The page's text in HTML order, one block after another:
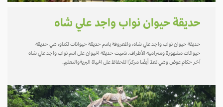
حديقة حيوان نواب واجد علي شاه
حديقة حيوان نواب واجد علي شاه، والمعروفة باسم حديقة حيوانات لكناو، هي حديقة
حيوانات مشهورة ومترامية الأطراف. سُميت حديقة الحيوان على اسم نواب واجد علي شاه
آخر حكام عوض وهي تعدّ أيضًا مركزًا للحفاظ على الحياة البريةوالتعليم.